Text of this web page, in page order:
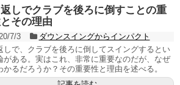
しでクラブを後ろに倒すことの重
その理由
7/3
ダウンスイングからインパクト
しで、クラブを後ろに倒してスイングするとい
がある。実はこれ、非常に重要なのだが、なぜ
かるだろうか？その重要性と理由を述べる。